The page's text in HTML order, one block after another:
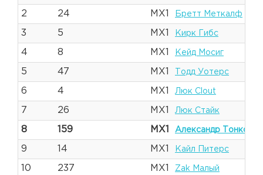
2 24 MX1 Бретт Меткалф
3 5 MX1 Кирк Гибс
4 8 MX1 Кейд Мосиг
5 47 MX1 Тодд Уотерс
6 4 MX1 Люк Clout
7 26 MX1 Люк Стайк
8 159 MX1 Александр Тонков
9 14 MX1 Кайл Питерс
10 237 MX1 Zak Малый